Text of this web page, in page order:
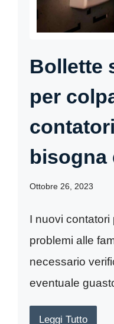
Bollette
per
bisogna
Ottobre 26, 2023
I nuovi contatori
problemi alle
necessario
eventuale
Leggi Tutto